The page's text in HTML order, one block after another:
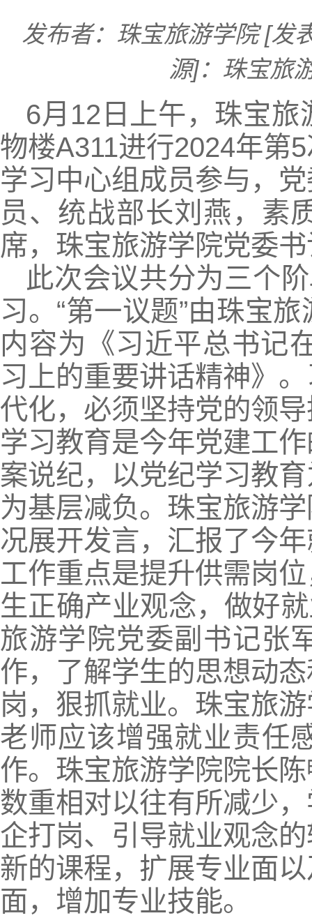
发布者：珠宝旅游学院 [发
源]：珠宝旅
6月12日上午，珠宝
物楼A311进行2024年第
学习中心组成员参与，
员、统战部长刘燕，素
席，珠宝旅游学院党委
此次会议共分为三个
习。“第一议题”由珠宝
内容为《习近平总书记
习上的重要讲话精神》
代化，必须坚持党的领
学习教育是今年党建工
案说纪，以党纪学习教
为基层减负。珠宝旅游
况展开发言，汇报了今
工作重点是提升供需岗
生正确产业观念，做好
旅游学院党委副书记张
作，了解学生的思想动
岗，狠抓就业。珠宝旅
老师应该增强就业责任
作。珠宝旅游学院院长
数重相对以往有所减少
企打岗、引导就业观念
新的课程，扩展专业面
面，增加专业技能。